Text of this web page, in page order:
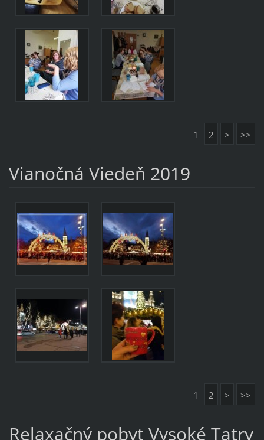
1 2 > >>
Vianočná Viedeň 2019
1 2 > >>
Relaxačný pobyt Vysoké Tatry